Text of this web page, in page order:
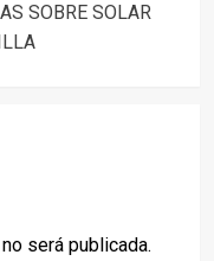
SOBRE SOLAR
será publicada.